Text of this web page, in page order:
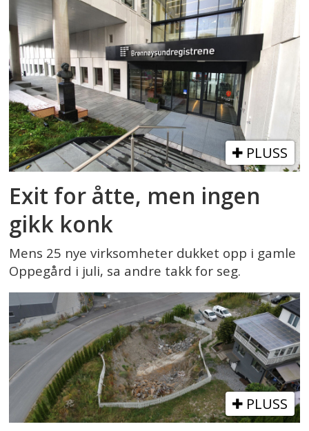
PLUSS
Exit for åtte, men ingen
gikk konk
Mens 25 nye virksomheter dukket opp i gamle
Oppegård i juli, sa andre takk for seg.
PLUSS